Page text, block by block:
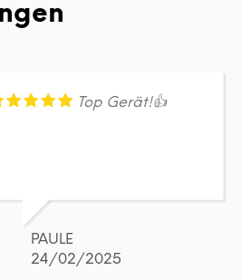
Top Gerät!👍
PAULE
24/02/2025